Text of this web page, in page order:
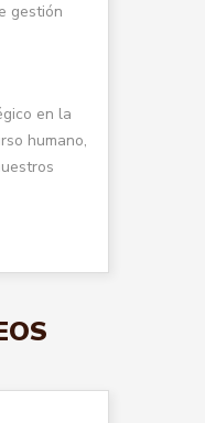
gestión
en la
humano,